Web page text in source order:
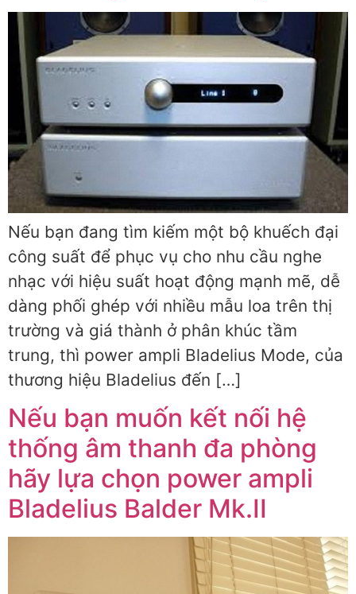
Nếu bạn đang tìm kiếm một bộ khuếch đại
công suất để phục vụ cho nhu cầu nghe
nhạc với hiệu suất hoạt động mạnh mẽ, dễ
dàng phối ghép với nhiều mẫu loa trên thị
trường và giá thành ở phân khúc tầm
trung, thì power ampli Bladelius Mode, của
thương hiệu Bladelius đến […]
Nếu bạn muốn kết nối hệ
thống âm thanh đa phòng
hãy lựa chọn power ampli
Bladelius Balder Mk.II